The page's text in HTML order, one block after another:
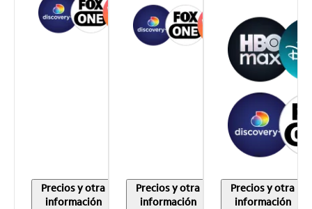
Precios y otra
información
Precios y otra
información
Precios y otra
información